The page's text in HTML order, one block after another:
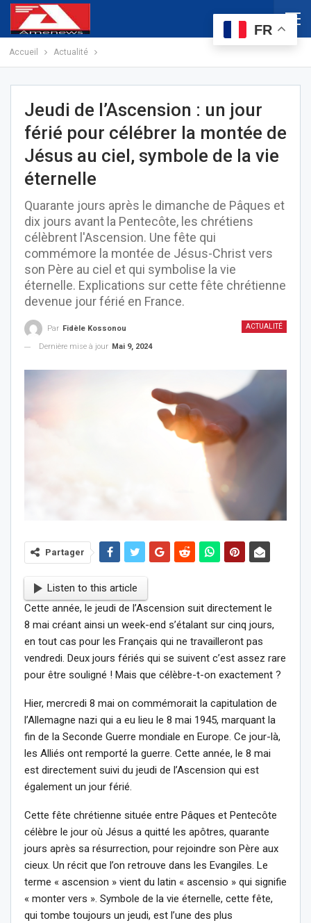
Accueil Actualité
Jeudi de l’Ascension : un jour
férié pour célébrer la montée de
Jésus au ciel, symbole de la vie
éternelle
Quarante jours après le dimanche de Pâques et
dix jours avant la Pentecôte, les chrétiens
célèbrent l'Ascension. Une fête qui
commémore la montée de Jésus-Christ vers
son Père au ciel et qui symbolise la vie
éternelle. Explications sur cette fête chrétienne
devenue jour férié en France.
ACTUALITÉ
Par Fidèle Kossonou
Dernière mise à jour Mai 9, 2024
Partager
Listen to this article
Cette année, le jeudi de l’Ascension suit directement le
8 mai créant ainsi un week-end s’étalant sur cinq jours,
en tout cas pour les Français qui ne travailleront pas
vendredi. Deux jours fériés qui se suivent c’est assez rare
pour être souligné ! Mais que célèbre-t-on exactement ?
Hier, mercredi 8 mai on commémorait la capitulation de
l’Allemagne nazi qui a eu lieu le 8 mai 1945, marquant la
fin de la Seconde Guerre mondiale en Europe. Ce jour-là,
les Alliés ont remporté la guerre. Cette année, le 8 mai
est directement suivi du jeudi de l’Ascension qui est
également un jour férié.
Cette fête chrétienne située entre Pâques et Pentecôte
célèbre le jour où Jésus a quitté les apôtres, quarante
jours après sa résurrection, pour rejoindre son Père aux
cieux. Un récit que l’on retrouve dans les Evangiles. Le
terme « ascension » vient du latin « ascensio » qui signifie
« monter vers ». Symbole de la vie éternelle, cette fête,
qui tombe toujours un jeudi, est l’une des plus
FR